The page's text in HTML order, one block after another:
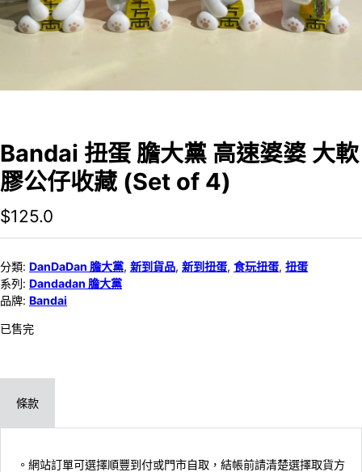
Bandai 扭蛋 膽大黨 高速婆婆 大軟
膠公仔收藏 (Set of 4)
$125.0
分類: DanDaDan 膽大黨, 新到貨品, 新到扭蛋, 食玩扭蛋, 扭蛋
系列: Dandadan 膽大黨
品牌: Bandai
已售完
條款
。網站訂單可選擇順豐到付或門市自取，結帳前請清楚選擇取貨方